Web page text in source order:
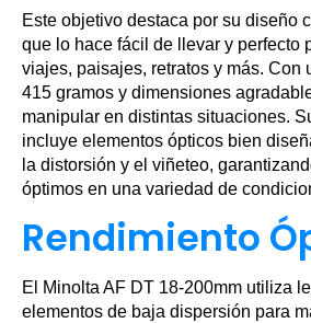
Este objetivo destaca por su diseño
que lo hace fácil de llevar y perfecto
viajes, paisajes, retratos y más. Con
415 gramos y dimensiones
manipular en distintas situaciones.
incluye elementos ópticos bien
la distorsión y el viñeteo,
óptimos en una variedad de
Rendimiento
El Minolta AF DT 18-200mm utiliza
elementos de baja dispersión para